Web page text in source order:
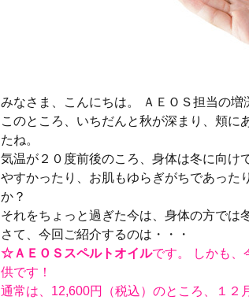
みなさま、こんにちは。 ＡＥＯＳ担当の増
このところ、いちだんと秋が深まり、頬に
たね。
気温が２０度前後のころ、身体は冬に向け
やすかったり、お肌もゆらぎがちであった
か？
それをちょっと過ぎた今は、身体の方では
さて、今回ご紹介するのは・・・
☆ＡＥＯＳスペルトオイルです。 しかも、
供です！
通常は、12,600円（税込）のところ、１２